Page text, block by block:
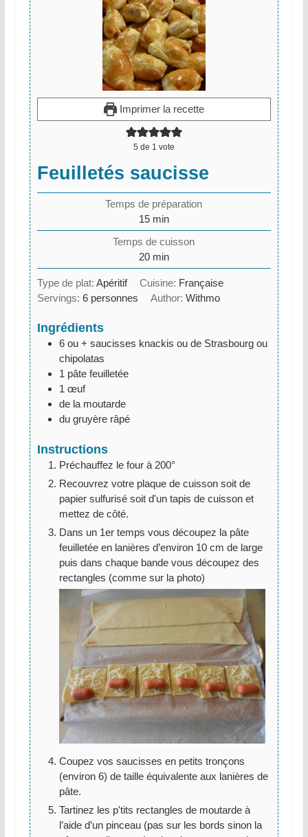
Imprimer la recette
5 de 1 vote
Feuilletés saucisse
Temps de préparation
15minutes
min
Temps de cuisson
20minutes
min
Type de plat: Apéritif Cuisine: Française
Servings: 6 personnes Author: Withmo
Ingrédients
6 ou + saucisses knackis ou de Strasbourg ou
chipolatas
1 pâte feuilletée
1 œuf
de la moutarde
du gruyère râpé
Instructions
Préchauffez le four à 200°
Recouvrez votre plaque de cuisson soit de
papier sulfurisé soit d'un tapis de cuisson et
mettez de côté.
Dans un 1er temps vous découpez la pâte
feuilletée en lanières d’environ 10 cm de large
puis dans chaque bande vous découpez des
rectangles (comme sur la photo)
Coupez vos saucisses en petits tronçons
(environ 6) de taille équivalente aux lanières de
pâte.
Tartinez les p'tits rectangles de moutarde à
l’aide d’un pinceau (pas sur les bords sinon la